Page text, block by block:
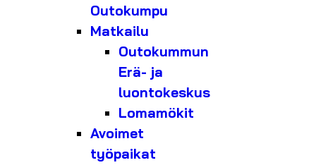
Outokumpu
Matkailu
Outokummun
Erä- ja
luontokeskus
Lomamökit
Avoimet
työpaikat